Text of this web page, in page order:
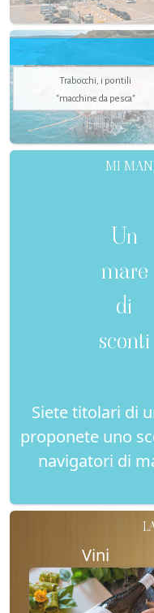
Trabocchi, i pontili
"macchine da pesca"
MI
Un
mare
di
sconti
Siete titolari di
proponete uno
navigatori di
Vini